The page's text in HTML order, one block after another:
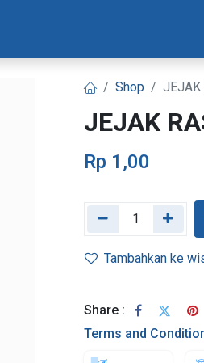
Shop JEJAK
JEJAK
Rp 1,00
Tambahkan ke
Share :
Terms and